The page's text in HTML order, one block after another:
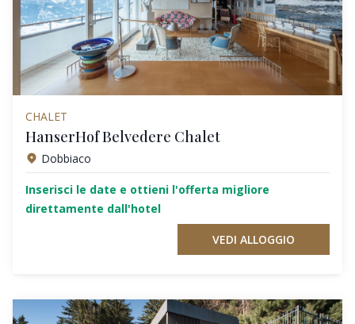
CHALET
HanserHof Belvedere Chalet
Dobbiaco
Inserisci le date e ottieni l'offerta migliore
direttamente dall'hotel
VEDI ALLOGGIO